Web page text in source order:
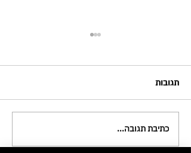
הזדמנות מצוינת להיכנס
לעולם ההייטק !!
תגובות
כתיבת תגובה...